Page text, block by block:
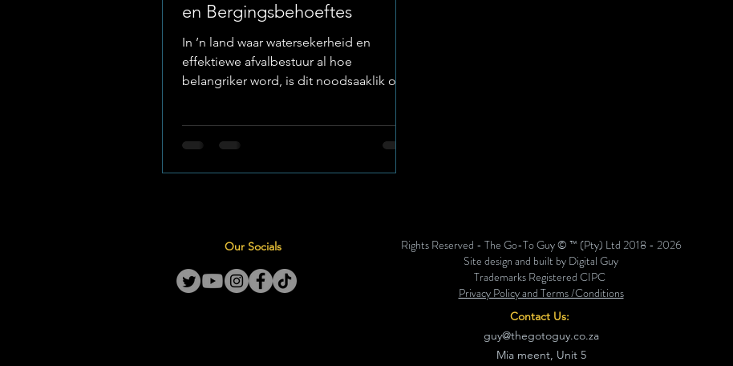
en Bergingsbehoeftes
In ’n land waar watersekerheid en
effektiewe afvalbestuur al hoe
belangriker word, is dit noodsaaklik om
Potchefstroom, het hulself gevestig as ’n
tenkoplossings vir huishoudelike,
uitgebreide reeks tenks wat ontwerp is
om aan byna enige bergingsbehoefte te
Our Socials
Rights Reserved - The Go-To Guy © ™ (Pty) Ltd 2018 - 2026
Site design and built by Digital Guy
Trademarks Registered CIPC
Privacy Policy and Terms /Conditions
Contact Us:
guy@thegotoguy.co.za
Mia meent, Unit 5